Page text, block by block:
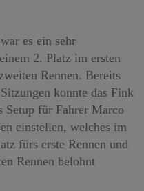
wird auch beim
mit keinen
nicht-
ab.
so müssen Sie das
blockieren.
es ein sehr
2. Platz im ersten
Rennen. Bereits
konnte das Fink
Setup für Fahrer Marco
einstellen, welches im
fürs erste Rennen und
Rennen belohnt